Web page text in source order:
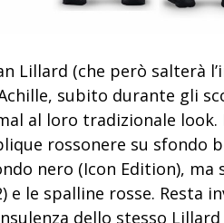
Lillard (che però salterà
subito durante gli
al loro tradizionale
rossonere su sfondo
nero (Icon Edition), ma
le spalline rosse. Resta
dello stesso Lillard